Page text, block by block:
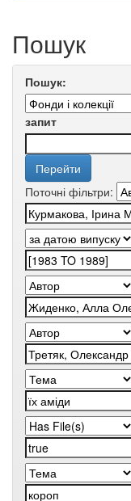
Пошук
Пошук:
запит
Поточні фільтри: